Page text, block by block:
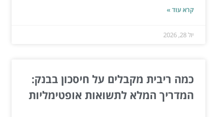
קרא עוד »
יול 28, 2026
כמה ריבית מקבלים על חיסכון בבנק:
המדריך המלא לתשואות אופטימליות